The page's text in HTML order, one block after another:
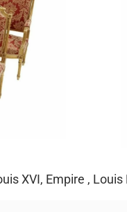
XVI, Empire ,